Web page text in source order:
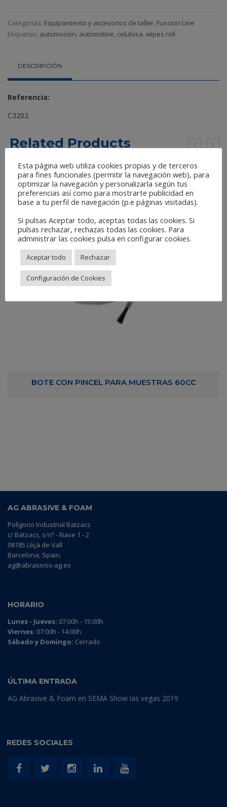
Categorías: Equipamiento y accesorios de taller Fussion Line
Etiquetas: automoción automotive celulosa wipes roll
DESCRIPCIÓN
Referencia:
C3202
Related Products
BOTE CON PINCEL PARA MUESTRAS 60CC
AG ABRASIVE & FOAM
Polígono Industrial Batzacs
c/ Batzacs, s/nº - Nave 1 - 2
08185 Lliçà de Vall
Barcelona, Spain.
ag@abrasivos-ag.es
HORARIO
Lunes - Jueves: 07:00h - 15:00h
Viernes: 07:00h - 14:00h
Sábado y Domingo: Cerrado
ÚLTIMA ENTRADA
AG Abrasive & Foam en SEMA Show las vegas 2019
REDES SOCIALES
Esta página web utiliza cookies propias y de terceros
para fines funcionales (permitir la navegación web), para
optimizar la navegación y personalizarla según tus
preferencias así como para mostrarte publicidad en
base a tu perfil de navegación (p.e páginas visitadas).
Si pulsas Aceptar todo, aceptas todas las cookies. Si
pulsas rechazar, rechazas todas las cookies. Para
administrar las cookies pulsa en configurar cookies.
Aceptar todo Rechazar
Configuración de Cookies